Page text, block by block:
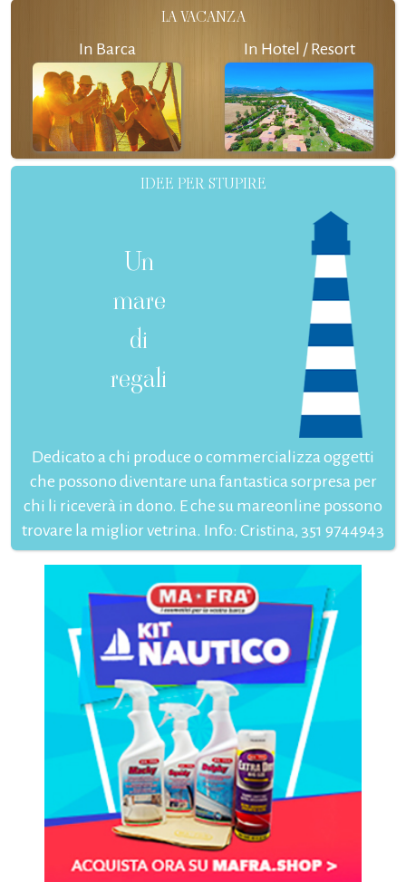
LA VACANZA
In Barca In Hotel / Resort
IDEE PER STUPIRE
Un
mare
di
regali
Dedicato a chi produce o commercializza oggetti
che possono diventare una fantastica sorpresa per
chi li riceverà in dono. E che su mareonline possono
trovare la miglior vetrina. Info: Cristina, 351 9744943